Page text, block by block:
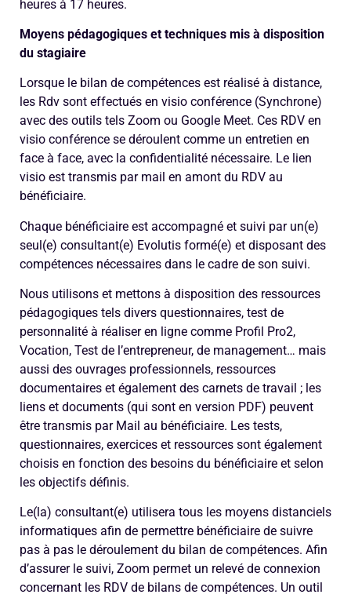
heures à 17 heures.
Moyens pédagogiques et techniques mis à disposition
du stagiaire
Lorsque le bilan de compétences est réalisé à distance,
les Rdv sont effectués en visio conférence (Synchrone)
avec des outils tels Zoom ou Google Meet. Ces RDV en
visio conférence se déroulent comme un entretien en
face à face, avec la confidentialité nécessaire. Le lien
visio est transmis par mail en amont du RDV au
bénéficiaire.
Chaque bénéficiaire est accompagné et suivi par un(e)
seul(e) consultant(e) Evolutis formé(e) et disposant des
compétences nécessaires dans le cadre de son suivi.
Nous utilisons et mettons à disposition des ressources
pédagogiques tels divers questionnaires, test de
personnalité à réaliser en ligne comme Profil Pro2,
Vocation, Test de l’entrepreneur, de management… mais
aussi des ouvrages professionnels, ressources
documentaires et également des carnets de travail ; les
liens et documents (qui sont en version PDF) peuvent
être transmis par Mail au bénéficiaire. Les tests,
questionnaires, exercices et ressources sont également
choisis en fonction des besoins du bénéficiaire et selon
les objectifs définis.
Le(la) consultant(e) utilisera tous les moyens distanciels
informatiques afin de permettre bénéficiaire de suivre
pas à pas le déroulement du bilan de compétences. Afin
d’assurer le suivi, Zoom permet un relevé de connexion
concernant les RDV de bilans de compétences. Un outil